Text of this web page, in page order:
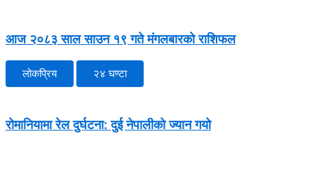
आज २०८३ साल साउन १९ गते मंगलबारको राशिफल
लोकप्रिय २४ घण्टा
रोमानियामा रेल दुर्घटना: दुई नेपालीको ज्यान गयो